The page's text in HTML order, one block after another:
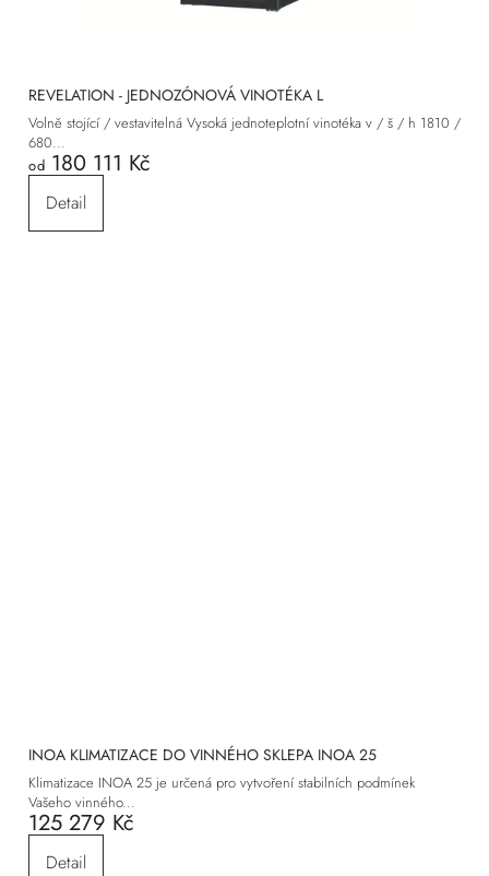
REVELATION - JEDNOZÓNOVÁ VINOTÉKA L
od 180 111 Kč
Detail
Volně stojící / vestavitelná Vysoká jednoteplotní vinotéka v / š / h 1810 /
680...
INOA KLIMATIZACE DO VINNÉHO SKLEPA INOA 25
125 279 Kč
Detail
Klimatizace INOA 25 je určená pro vytvoření stabilních podmínek
Vašeho vinného...